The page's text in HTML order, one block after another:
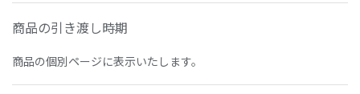
商品の引き渡し時期
商品の個別ページに表示いたします。